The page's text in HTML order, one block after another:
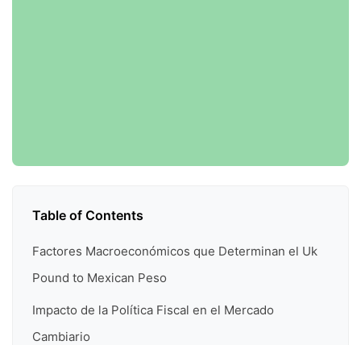
Table of Contents
Factores Macroeconómicos que Determinan el Uk
Pound to Mexican Peso
Impacto de la Política Fiscal en el Mercado
Cambiario